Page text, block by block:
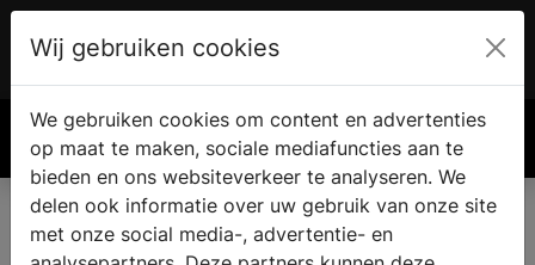
€ 0.00
Wij gebruiken cookies
We gebruiken cookies om content en advertenties
op maat te maken, sociale mediafuncties aan te
bieden en ons websiteverkeer te analyseren. We
delen ook informatie over uw gebruik van onze site
met onze social media-, advertentie- en